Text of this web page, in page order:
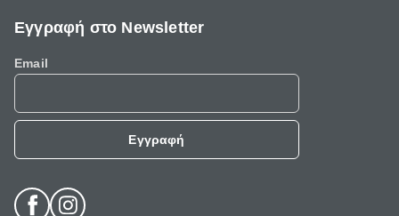
Εγγραφή στο Newsletter
Email
Εγγραφή